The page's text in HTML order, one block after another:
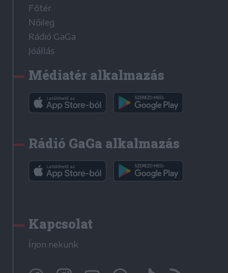
Főtér
Nőileg
Rádió GaGa
Jóállás
Médiatér alkalmazás
Rádió GaGa alkalmazás
Kapcsolat
Írjon nekünk